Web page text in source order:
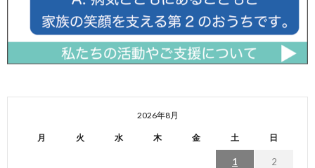
2026年8月
月 火 水 木 金 土 日
1 2